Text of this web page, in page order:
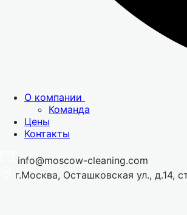
О компании
Команда
Цены
Контакты
info@moscow-cleaning.com
г.Москва, Осташковская ул., д.14,